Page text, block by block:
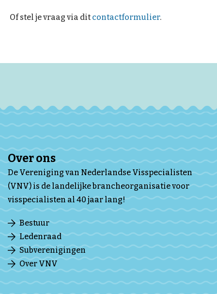
Of stel je vraag via dit contactformulier.
Over ons
De Vereniging van Nederlandse Visspecialisten
(VNV) is de landelijke brancheorganisatie voor
visspecialisten al 40 jaar lang!
Bestuur
Ledenraad
Subverenigingen
Over VNV